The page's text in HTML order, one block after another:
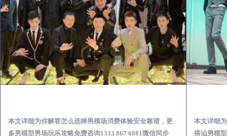
本文详细为你解答怎么选择男模场消费体验安全靠谱，更
多男模型男场玩乐攻略免费咨询1333 867 6881微信同步
本文详细
搭讪男模